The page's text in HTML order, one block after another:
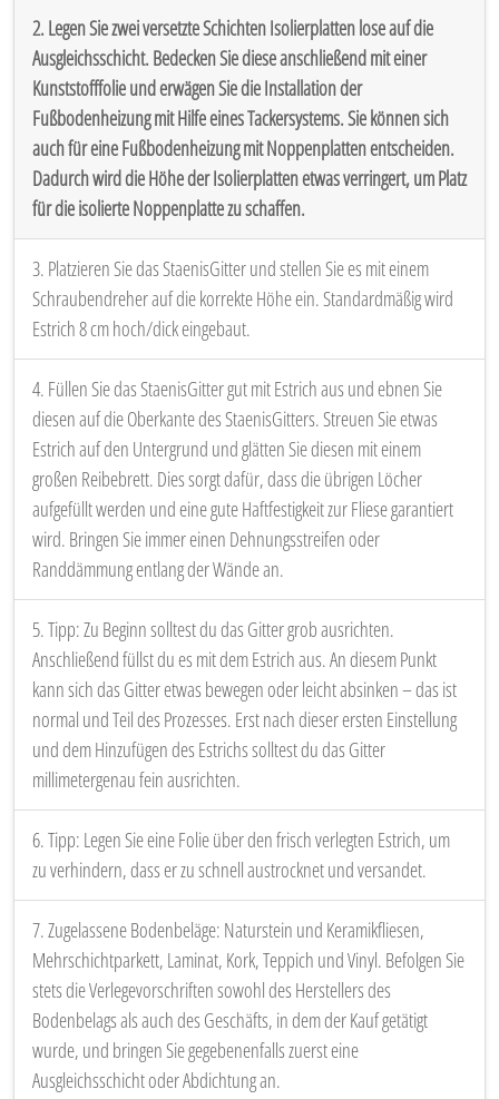
2. Legen Sie zwei versetzte Schichten Isolierplatten lose auf die
Ausgleichsschicht. Bedecken Sie diese anschließend mit einer
Kunststofffolie und erwägen Sie die Installation der
Fußbodenheizung mit Hilfe eines Tackersystems. Sie können sich
auch für eine Fußbodenheizung mit Noppenplatten entscheiden.
Dadurch wird die Höhe der Isolierplatten etwas verringert, um Platz
für die isolierte Noppenplatte zu schaffen.
3. Platzieren Sie das StaenisGitter und stellen Sie es mit einem
Schraubendreher auf die korrekte Höhe ein. Standardmäßig wird
Estrich 8 cm hoch/dick eingebaut.
4. Füllen Sie das StaenisGitter gut mit Estrich aus und ebnen Sie
diesen auf die Oberkante des StaenisGitters. Streuen Sie etwas
Estrich auf den Untergrund und glätten Sie diesen mit einem
großen Reibebrett. Dies sorgt dafür, dass die übrigen Löcher
aufgefüllt werden und eine gute Haftfestigkeit zur Fliese garantiert
wird. Bringen Sie immer einen Dehnungsstreifen oder
Randdämmung entlang der Wände an.
5. Tipp: Zu Beginn solltest du das Gitter grob ausrichten.
Anschließend füllst du es mit dem Estrich aus. An diesem Punkt
kann sich das Gitter etwas bewegen oder leicht absinken – das ist
normal und Teil des Prozesses. Erst nach dieser ersten Einstellung
und dem Hinzufügen des Estrichs solltest du das Gitter
millimetergenau fein ausrichten.
6. Tipp: Legen Sie eine Folie über den frisch verlegten Estrich, um
zu verhindern, dass er zu schnell austrocknet und versandet.
7. Zugelassene Bodenbeläge: Naturstein und Keramikfliesen,
Mehrschichtparkett, Laminat, Kork, Teppich und Vinyl. Befolgen Sie
stets die Verlegevorschriften sowohl des Herstellers des
Bodenbelags als auch des Geschäfts, in dem der Kauf getätigt
wurde, und bringen Sie gegebenenfalls zuerst eine
Ausgleichsschicht oder Abdichtung an.